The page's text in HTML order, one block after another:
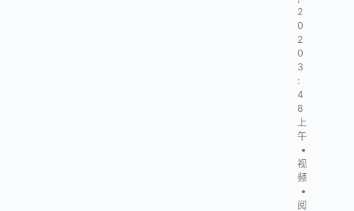
2
0
2
0
3
:
4
8
上
午
•
视
频
•
阅